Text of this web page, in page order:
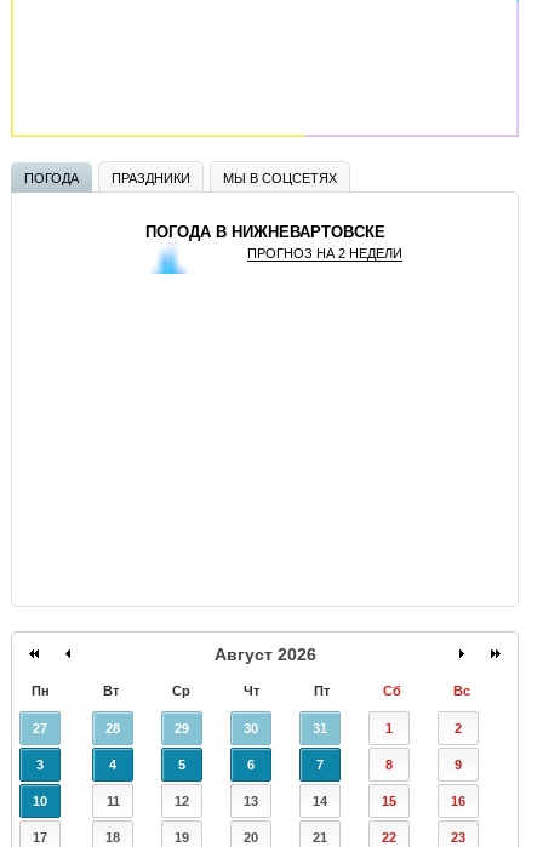
ПОГОДА ПРАЗДНИКИ МЫ В СОЦСЕТЯХ
ПОГОДА В НИЖНЕВАРТОВСКЕ
ПРОГНОЗ НА 2 НЕДЕЛИ
Август 2026
Пн Вт Ср Чт Пт Сб Вс
27 28 29 30 31 1 2
3 4 5 6 7 8 9
10 11 12 13 14 15 16
17 18 19 20 21 22 23